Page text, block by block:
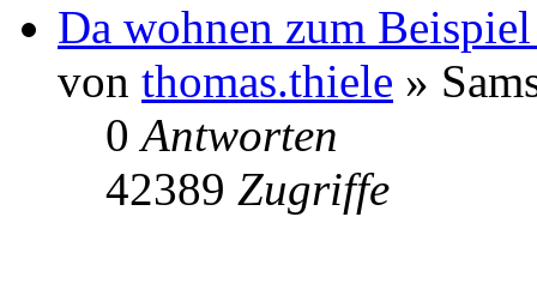
Da wohnen zum
von thomas.thiele »
0Antworten
42389 Zugriffe